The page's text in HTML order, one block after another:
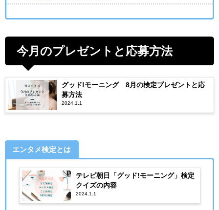
今月のプレゼントと応募方法
グッド!モーニング 8月の検定プレゼントと応
募方法
2024.1.1
エンタメ検定とは
テレビ朝日「グッド!モーニング」検定
クイズの内容
2024.1.1